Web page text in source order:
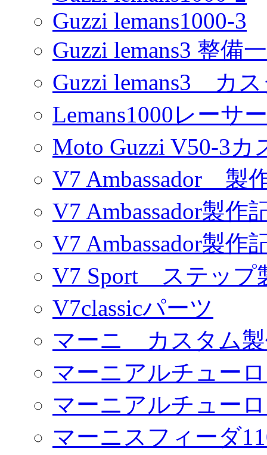
Guzzi lemans1000-3
Guzzi lemans3 整備
Guzzi lemans3 カ
Lemans1000レーサ
Moto Guzzi V50-3カ
V7 Ambassador 製
V7 Ambassador製作
V7 Ambassador製作
V7 Sport ステップ
V7classicパーツ
マーニ カスタム
マーニアルチュー
マーニアルチュー
マーニスフィーダ